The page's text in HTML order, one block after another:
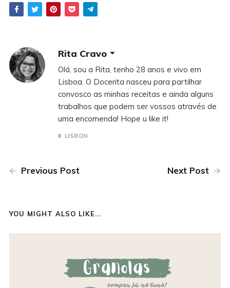
Rita Cravo
Olá, sou a Rita, tenho 28 anos e vivo em
Lisboa. O Docerita nasceu para partilhar
convosco as minhas receitas e ainda alguns
trabalhos que podem ser vossos através de
uma encomenda! Hope u like it!
LISBON
Previous Post Next Post
YOU MIGHT ALSO LIKE...